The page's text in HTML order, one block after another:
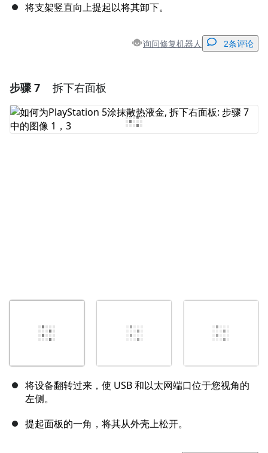
将支架竖直向上提起以将其卸下。
询问修复机器人 2条评论
添加评论
步骤 7 拆下右面板
将设备翻转过来，使 USB 和以太网端口位于您视角的
左侧。
提起面板的一角，将其从外壳上松开。